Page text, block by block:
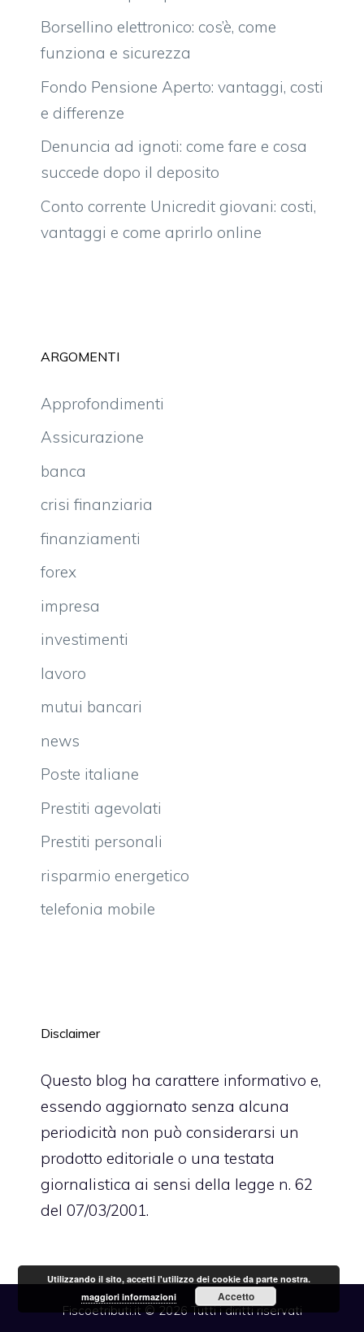
Borsellino elettronico: cos’è, come
funziona e sicurezza
Fondo Pensione Aperto: vantaggi, costi
e differenze
Denuncia ad ignoti: come fare e cosa
succede dopo il deposito
Conto corrente Unicredit giovani: costi,
vantaggi e come aprirlo online
ARGOMENTI
Approfondimenti
Assicurazione
banca
crisi finanziaria
finanziamenti
forex
impresa
investimenti
lavoro
mutui bancari
news
Poste italiane
Prestiti agevolati
Prestiti personali
risparmio energetico
telefonia mobile
Disclaimer
Questo blog ha carattere informativo e,
essendo aggiornato senza alcuna
periodicità non può considerarsi un
prodotto editoriale o una testata
giornalistica ai sensi della legge n. 62
del 07/03/2001.
Fiscoetributi.it © 2026 Tutti i diritti riservati
Utilizzando il sito, accetti l'utilizzo dei cookie da parte nostra.
maggiori informazioni
Accetto